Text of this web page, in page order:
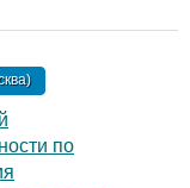
по